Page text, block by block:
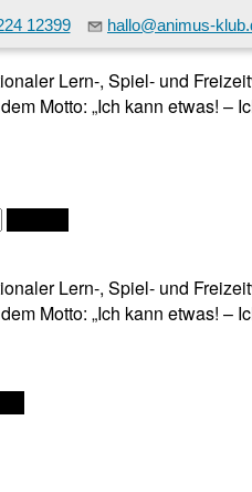
12399 hallo@animus-
Lern-, Spiel- und
Motto: „Ich kann etwas! –
Lern-, Spiel- und
Motto: „Ich kann etwas! –